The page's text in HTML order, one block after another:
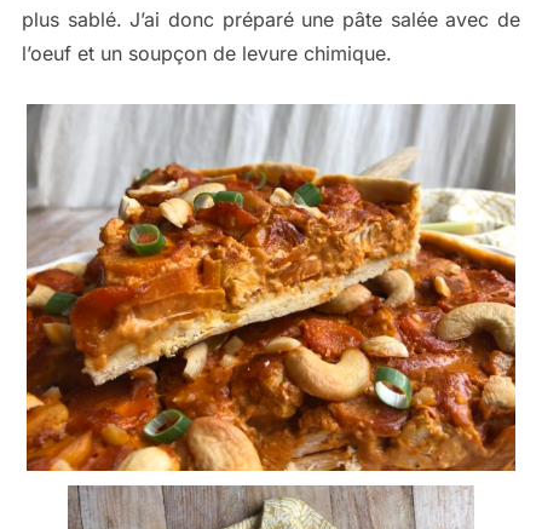
plus sablé. J’ai donc préparé une pâte salée avec de
l’oeuf et un soupçon de levure chimique.